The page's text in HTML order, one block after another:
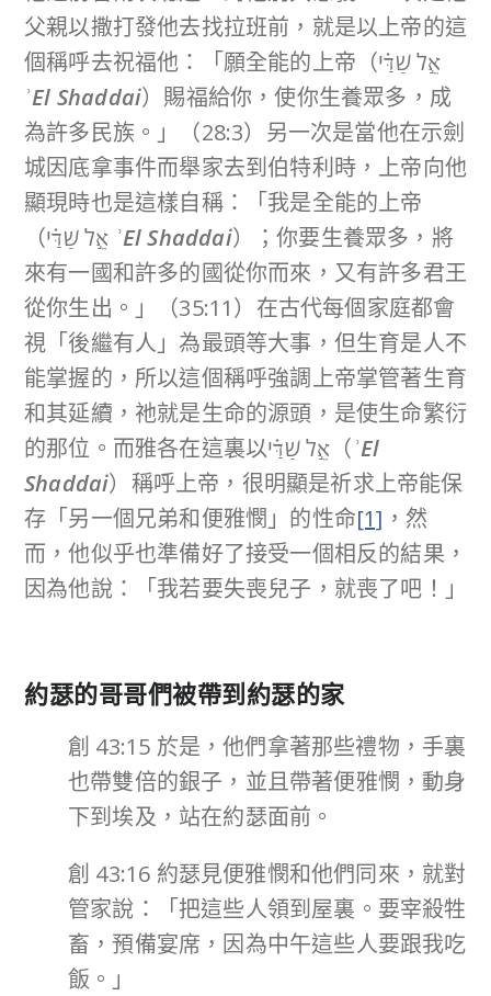
父親以撒打發他去找拉班前，就是以上帝的這
個稱呼去祝福他：「願全能的上帝（אֵ֣ל שַׁדַּ֗י
ʾEl Shaddai）賜福給你，使你生養眾多，成
為許多民族。」（28:3）另一次是當他在示劍
城因底拿事件而舉家去到伯特利時，上帝向他
顯現時也是這樣自稱：「我是全能的上帝
ʾEl Shaddai）；你要生養眾多，將
來有一國和許多的國從你而來，又有許多君王
從你生出。」（35:11）在古代每個家庭都會
視「後繼有人」為最頭等大事，但生育是人不
能掌握的，所以這個稱呼強調上帝掌管著生育
和其延續，祂就是生命的源頭，是使生命繁衍
的那位。而雅各在這裏以אֵ֣ל שַׁדַּ֗י（ʾEl
Shaddai）稱呼上帝，很明顯是祈求上帝能保
存「另一個兄弟和便雅憫」的性命[1] ，然
而，他似乎也準備好了接受一個相反的結果，
因為他說：「我若要失喪兒子，就喪了吧！」
約瑟的哥哥們被帶到約瑟的家
創 43:15 於是，他們拿著那些禮物，手裏
也帶雙倍的銀子，並且帶著便雅憫，動身
下到埃及，站在約瑟面前。
創 43:16 約瑟見便雅憫和他們同來，就對
管家說：「把這些人領到屋裏。要宰殺牲
畜，預備宴席，因為中午這些人要跟我吃
飯。」